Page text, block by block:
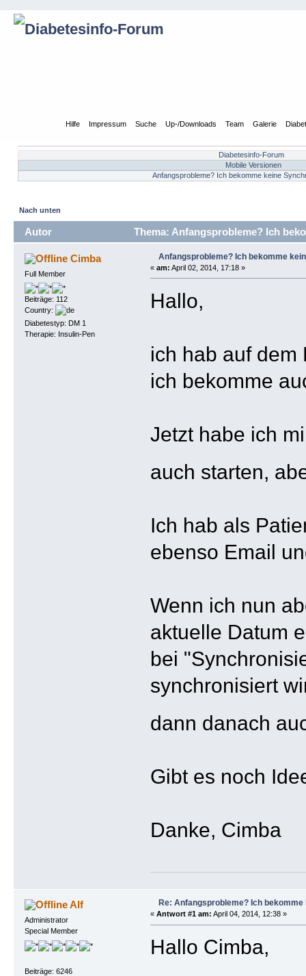
Hilfe Impressum Suche Up-/Downloads Team Galerie
Diabetesinfo-Forum
Mobile Versionen
Anfangsprobleme? Ich bekomme keine
Nach unten
Autor Thema: Anfangsprobleme? Ich
Cimba
Full Member
Beiträge: 112
Country:
Diabetestyp: DM 1
Therapie: Insulin-Pen
Anfangsprobleme? Ich bekomme
« am: April 02, 2014, 17:18 »
Hallo,
ich hab auf dem
ich bekomme
Jetzt habe ich
auch starten,
Ich hab als
ebenso Email
Wenn ich nun
aktuelle Datum
bei
synchronisiert
dann danach
Gibt es noch
Danke, Cimba
Alf
Administrator
Special Member
Beiträge: 6246
Re: Anfangsprobleme? Ich
« Antwort #1 am: April 04, 2014, 12:38 »
Hallo Cimba,